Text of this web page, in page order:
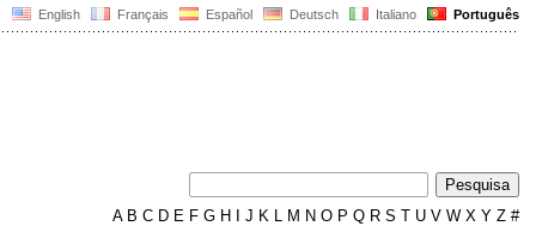
English Français Español Deutsch Italiano Português
AB C D E F G H J K L M N O P Q R S T U V W X Y Z #